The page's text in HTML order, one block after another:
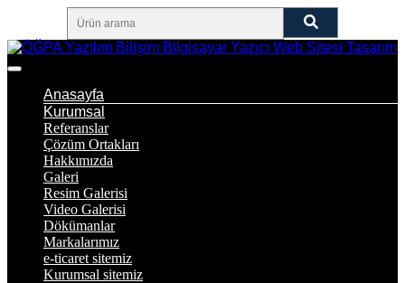
Anasayfa
Kurumsal
Referanslar
Çözüm Ortakları
Hakkımızda
Galeri
Resim Galerisi
Video Galerisi
Dökümanlar
Markalarımız
e-ticaret sitemiz
Kurumsal sitemiz